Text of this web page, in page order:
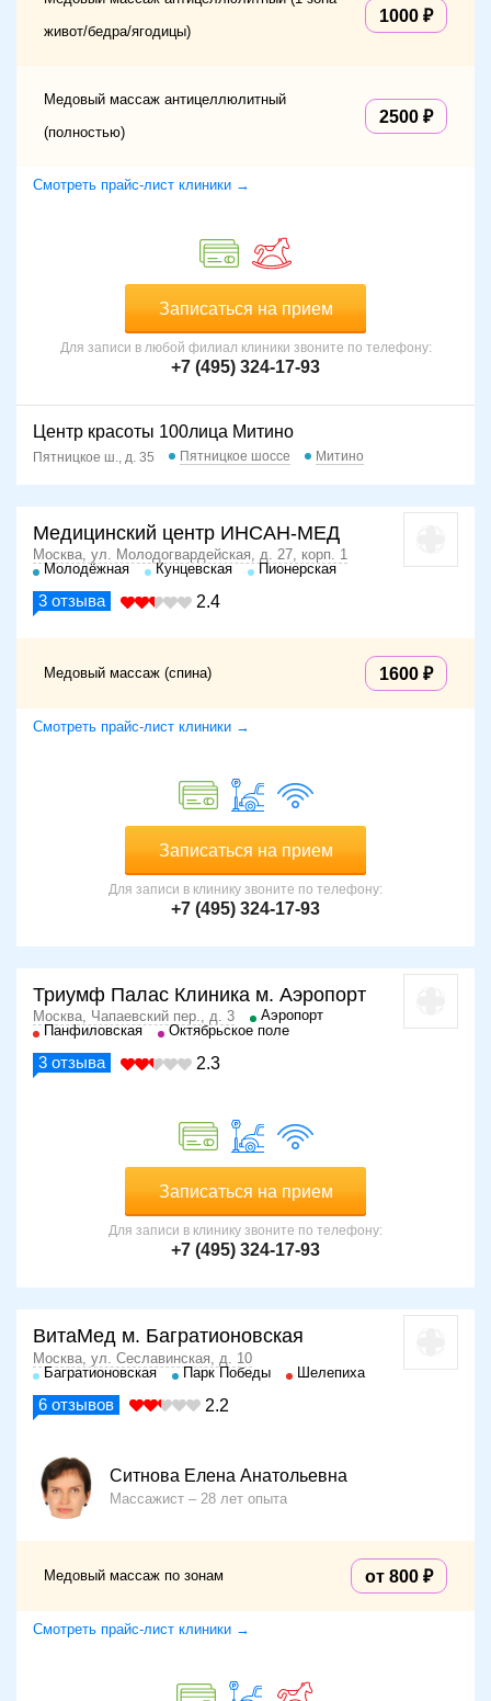
живот/бедра/ягодицы)
1000
Медовый массаж антицеллюлитный
(полностью)
2500
Смотреть прайс-лист клиники →
Записаться на прием
Для записи в любой филиал клиники звоните по телефону:
+7 (495) 324-17-93
Центр красоты 100лица Митино
Пятницкое ш., д. 35 Пятницкое шоссе Митино
Медицинский центр ИНСАН-МЕД
Москва, ул. Молодогвардейская, д. 27, корп. 1
Молодёжная
Кунцевская Пионерская
3 отзыва 2.4
Медовый массаж (спина) 1600
Смотреть прайс-лист клиники →
Записаться на прием
Для записи в клинику звоните по телефону:
+7 (495) 324-17-93
Триумф Палас Клиника м. Аэропорт
Москва, Чапаевский пер., д. 3
Аэропорт
Панфиловская
Октябрьское поле
3 отзыва 2.3
Записаться на прием
Для записи в клинику звоните по телефону:
+7 (495) 324-17-93
ВитаМед м. Багратионовская
Москва, ул. Сеславинская, д. 10
Багратионовская
Парк Победы Шелепиха
6 отзывов 2.2
Ситнова Елена Анатольевна
Массажист 28 лет опыта
Медовый массаж по зонам от 800
Смотреть прайс-лист клиники →